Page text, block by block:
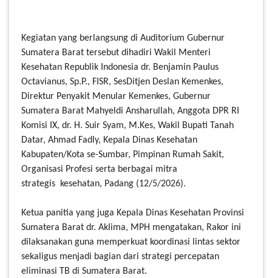
Kegiatan yang berlangsung di Auditorium Gubernur
Sumatera Barat tersebut dihadiri Wakil Menteri
Kesehatan Republik Indonesia dr. Benjamin Paulus
Octavianus, Sp.P., FISR, SesDitjen Deslan Kemenkes,
Direktur Penyakit Menular Kemenkes, Gubernur
Sumatera Barat Mahyeldi Ansharullah, Anggota DPR RI
Komisi IX, dr. H. Suir Syam, M.Kes, Wakil Bupati Tanah
Datar, Ahmad Fadly, Kepala Dinas Kesehatan
Kabupaten/Kota se-Sumbar, Pimpinan Rumah Sakit,
Organisasi Profesi serta berbagai mitra
strategis kesehatan, Padang (12/5/2026).
Ketua panitia yang juga Kepala Dinas Kesehatan Provinsi
Sumatera Barat dr. Aklima, MPH mengatakan, Rakor ini
dilaksanakan guna memperkuat koordinasi lintas sektor
sekaligus menjadi bagian dari strategi percepatan
eliminasi TB di Sumatera Barat.